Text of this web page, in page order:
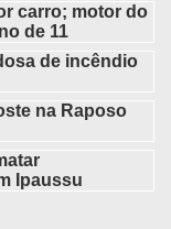
carro; motor do
de 11
de incêndio
na Raposo
Ipaussu